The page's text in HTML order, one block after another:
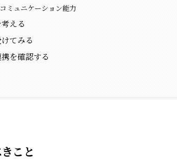
ミュニケーション能力
える
てみる
を確認する
こと